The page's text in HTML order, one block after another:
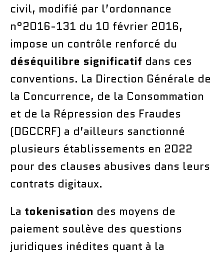
civil, modifié par l’ordonnance
n°2016-131 du 10 février 2016,
impose un contrôle renforcé du
déséquilibre significatif dans ces
conventions. La Direction Générale de
la Concurrence, de la Consommation
et de la Répression des Fraudes
(DGCCRF) a d’ailleurs sanctionné
plusieurs établissements en 2022
pour des clauses abusives dans leurs
contrats digitaux.
La tokenisation des moyens de
paiement soulève des questions
juridiques inédites quant à la